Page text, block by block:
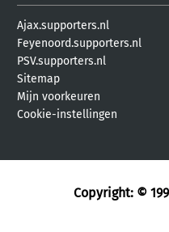
Ajax.supporters.nl
Feyenoord.supporters.nl
PSV.supporters.nl
Sitemap
Mijn voorkeuren
Cookie-instellingen
Copyright: ©